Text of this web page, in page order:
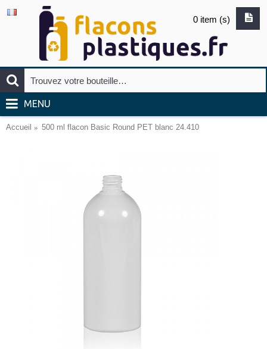
0 item (s)
MENU
Accueil 500 ml flacon Basic Round PET blanc 24.410